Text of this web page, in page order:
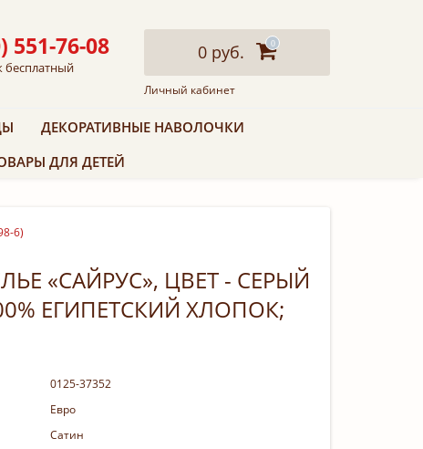
551-76-08
бесплатный
0 руб. 0
Личный кабинет
ДЕКОРАТИВНЫЕ НАВОЛОЧКИ
ДЛЯ ДЕТЕЙ
6)
«САЙРУС», ЦВЕТ - СЕРЫЙ
ЕГИПЕТСКИЙ ХЛОПОК;
0125-37352
Евро
Сатин